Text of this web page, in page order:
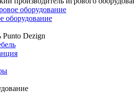
оборудование
оборудование
Punto Dezign